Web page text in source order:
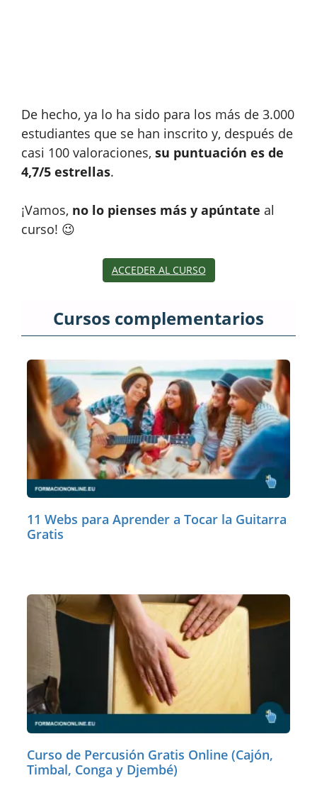
De hecho, ya lo ha sido para los más de 3.000
estudiantes que se han inscrito y, después de
casi 100 valoraciones, su puntuación es de
4,7/5 estrellas.
¡Vamos, no lo pienses más y apúntate al
curso! 😉
ACCEDER AL CURSO
Cursos complementarios
11 Webs para Aprender a Tocar la Guitarra
Gratis
Curso de Percusión Gratis Online (Cajón,
Timbal, Conga y Djembé)